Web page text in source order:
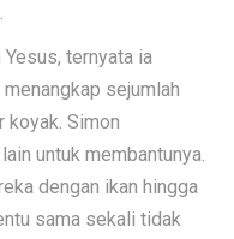
ternyata ia
sejumlah
koyak. Simon
untuk membantunya.
dengan ikan hingga
sama sekali tidak